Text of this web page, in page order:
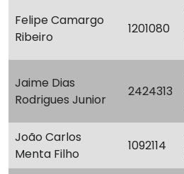
Felipe Camargo
Ribeiro
1201080
Jaime Dias
Rodrigues Junior
2424313
João Carlos
Menta Filho
1092114